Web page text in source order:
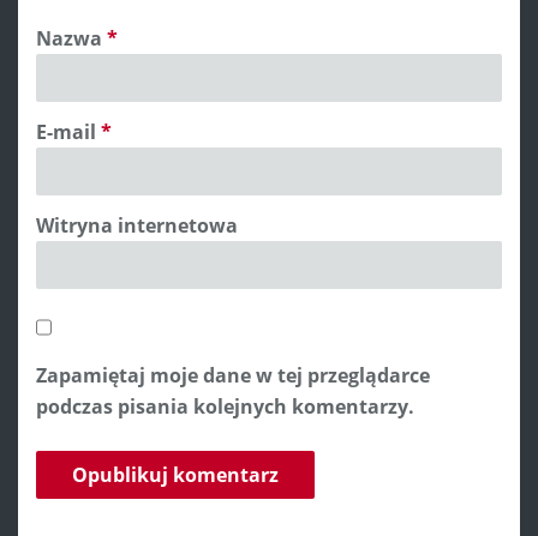
Nazwa *
E-mail *
Witryna internetowa
Zapamiętaj moje dane w tej przeglądarce
podczas pisania kolejnych komentarzy.